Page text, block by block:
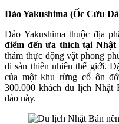
Đảo Yakushima (Ốc Cửu
Đảo Yakushima thuộc địa
điểm đến ưa thích tại Nhật
thảm thực động vật phong
di sản thiên nhiên thế giới.
của một khu rừng cổ ôn
300.000 khách du lịch Nhật
đảo này.